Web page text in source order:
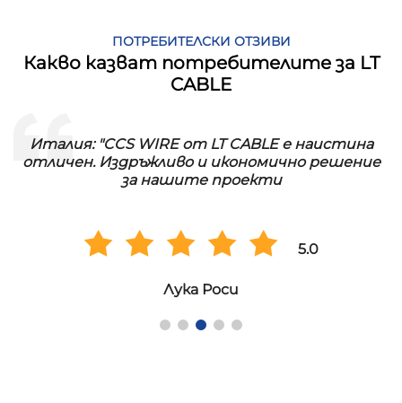
ПОТРЕБИТЕЛСКИ ОТЗИВИ
Какво казват потребителите за LT
CABLE
Италия: "CCS WIRE от LT CABLE е наистина
отличен. Издръжливо и икономично решение
за нашите проекти
5.0
Лука Роси